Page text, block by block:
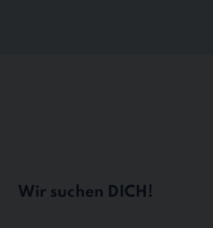
Wir suchen DICH!